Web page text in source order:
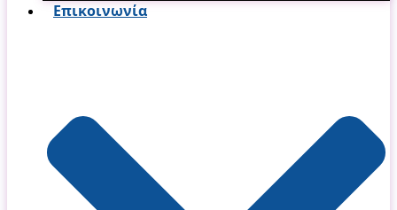
Επικοινωνία